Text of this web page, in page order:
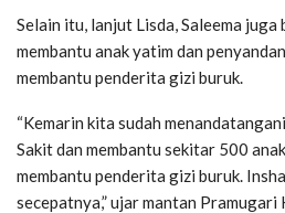
Selain itu, lanjut Lisda, Saleema
membantu anak yatim dan
membantu penderita gizi buruk.
“Kemarin kita sudah
Sakit dan membantu sekitar 500
membantu penderita gizi buruk.
secepatnya,” ujar mantan Pramugari